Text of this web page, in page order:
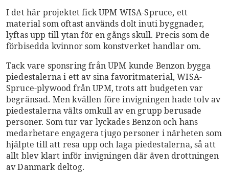
I det här projektet fick UPM WISA-Spruce, ett
material som oftast används dolt inuti byggnader,
lyftas upp till ytan för en gångs skull. Precis som de
förbisedda kvinnor som konstverket handlar om.
Tack vare sponsring från UPM kunde Benzon bygga
piedestalerna i ett av sina favoritmaterial, WISA-
Spruce-plywood från UPM, trots att budgeten var
begränsad. Men kvällen före invigningen hade tolv av
piedestalerna välts omkull av en grupp berusade
personer. Som tur var lyckades Benzon och hans
medarbetare engagera tjugo personer i närheten som
hjälpte till att resa upp och laga piedestalerna, så att
allt blev klart inför invigningen där även drottningen
av Danmark deltog.